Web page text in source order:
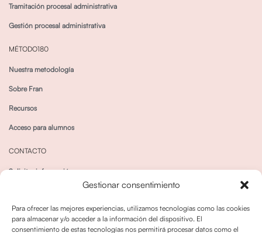
Gestionar consentimiento
Para ofrecer las mejores experiencias, utilizamos tecnologías como las cookies
para almacenar y/o acceder a la información del dispositivo. El
consentimiento de estas tecnologías nos permitirá procesar datos como el
Tramitación procesal administrativa
Gestión procesal administrativa
MÉTODO180
Nuestra metodología
Sobre Fran
Recursos
Acceso para alumnos
CONTACTO
Solicitar información